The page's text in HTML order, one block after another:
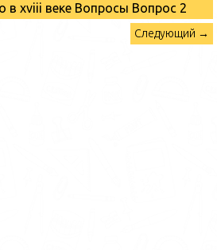
в хviii веке Вопросы Вопрос 2
Следующий →